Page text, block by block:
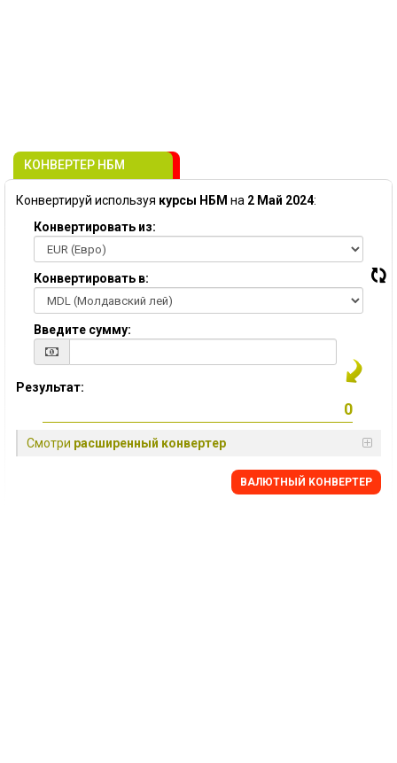
КОНВЕРТЕР НБМ
Конвертируй используя курсы НБМ на 2 Май 2024:
Конвертировать из:
Конвертировать в:
Введите сумму:
Результат:
Смотри расширенный конвертер
BАЛЮТНЫЙ KОНВЕРТЕР